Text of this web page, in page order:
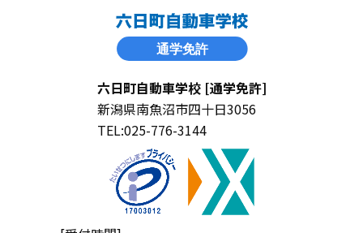
六日町自動車学校 [通学免許]
新潟県南魚沼市四十日3056
TEL:025-776-3144